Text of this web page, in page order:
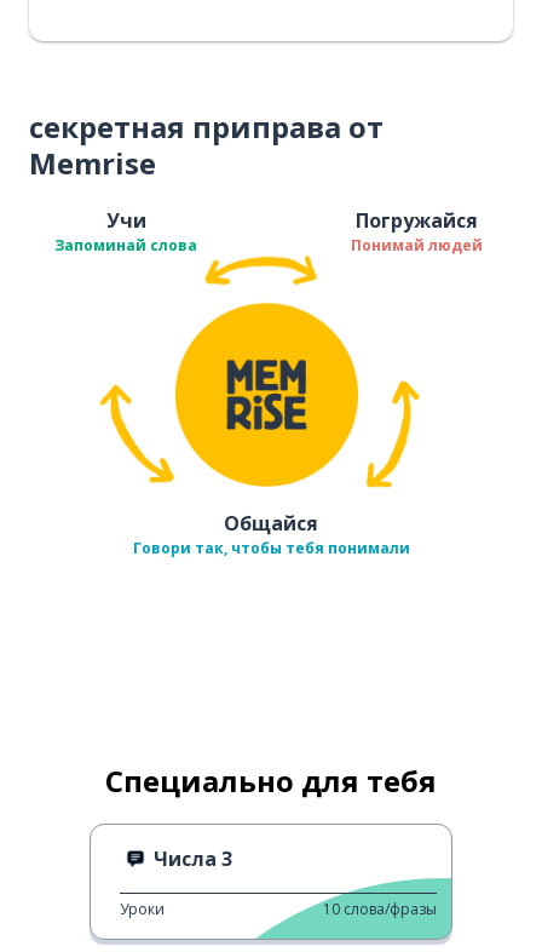
секретная приправа от
Memrise
Учи
Запоминай слова
Погружайся
Понимай людей
Общайся
Говори так, чтобы тебя понимали
Специально для тебя
Числа 3
Уроки 10 слова/фразы